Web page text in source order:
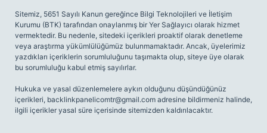
Sitemiz, 5651 Sayılı Kanun gereğince Bilgi Teknolojileri ve İletişim
Kurumu (BTK) tarafından onaylanmış bir Yer Sağlayıcı olarak hizmet
vermektedir. Bu nedenle, sitedeki içerikleri proaktif olarak denetleme
veya araştırma yükümlülüğümüz bulunmamaktadır. Ancak, üyelerimiz
yazdıkları içeriklerin sorumluluğunu taşımakta olup, siteye üye olarak
bu sorumluluğu kabul etmiş sayılırlar.
Hukuka ve yasal düzenlemelere aykırı olduğunu düşündüğünüz
içerikleri, backlinkpanelicomtr@gmail.com adresine bildirmeniz halinde,
ilgili içerikler yasal süre içerisinde sitemizden kaldırılacaktır.